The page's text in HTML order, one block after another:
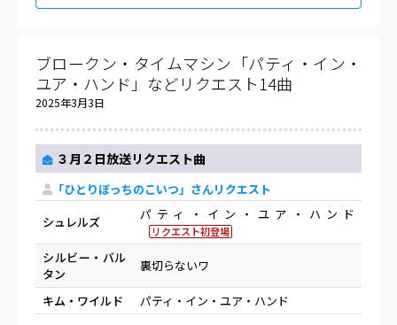
ブロークン・タイムマシン「パティ・イン・
ユア・ハンド」などリクエスト14曲
2025年3月3日
３月２日放送リクエスト曲
「ひとりぼっちのこいつ」さんリクエスト
シュレルズ
パティ・イン・ユア・ハンド
リクエスト初登場
シルビー・バル
タン
裏切らないワ
キム・ワイルド パティ・イン・ユア・ハンド